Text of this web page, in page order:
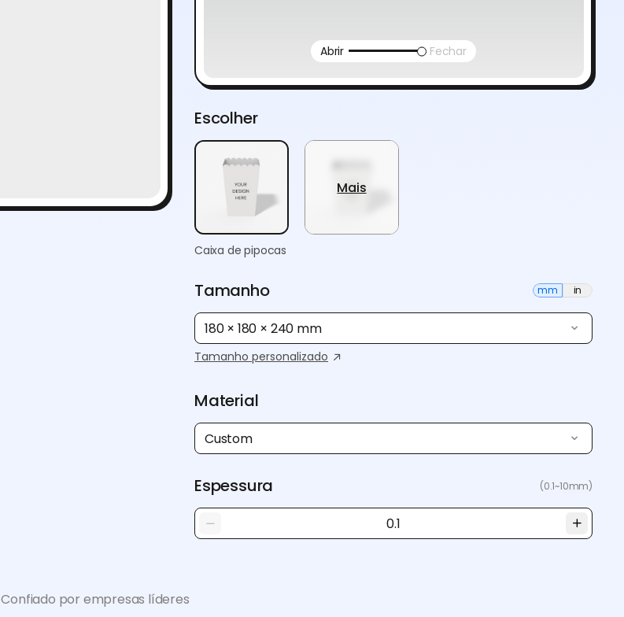
Abrir Fechar
Escolher
Caixa de pipocas
Mais
Tamanho mm in
180 × 180 × 240 mm
Tamanho personalizado
Material
Custom
Espessura (0.1~10mm)
Confiado por empresas líderes